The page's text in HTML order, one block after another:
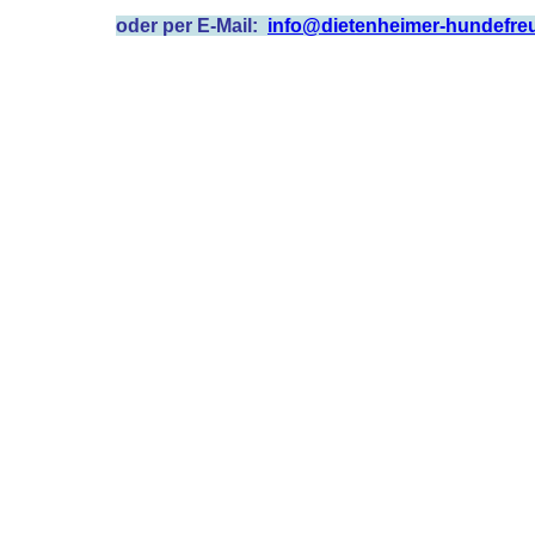
oder per E-Mail: info@dietenheimer-